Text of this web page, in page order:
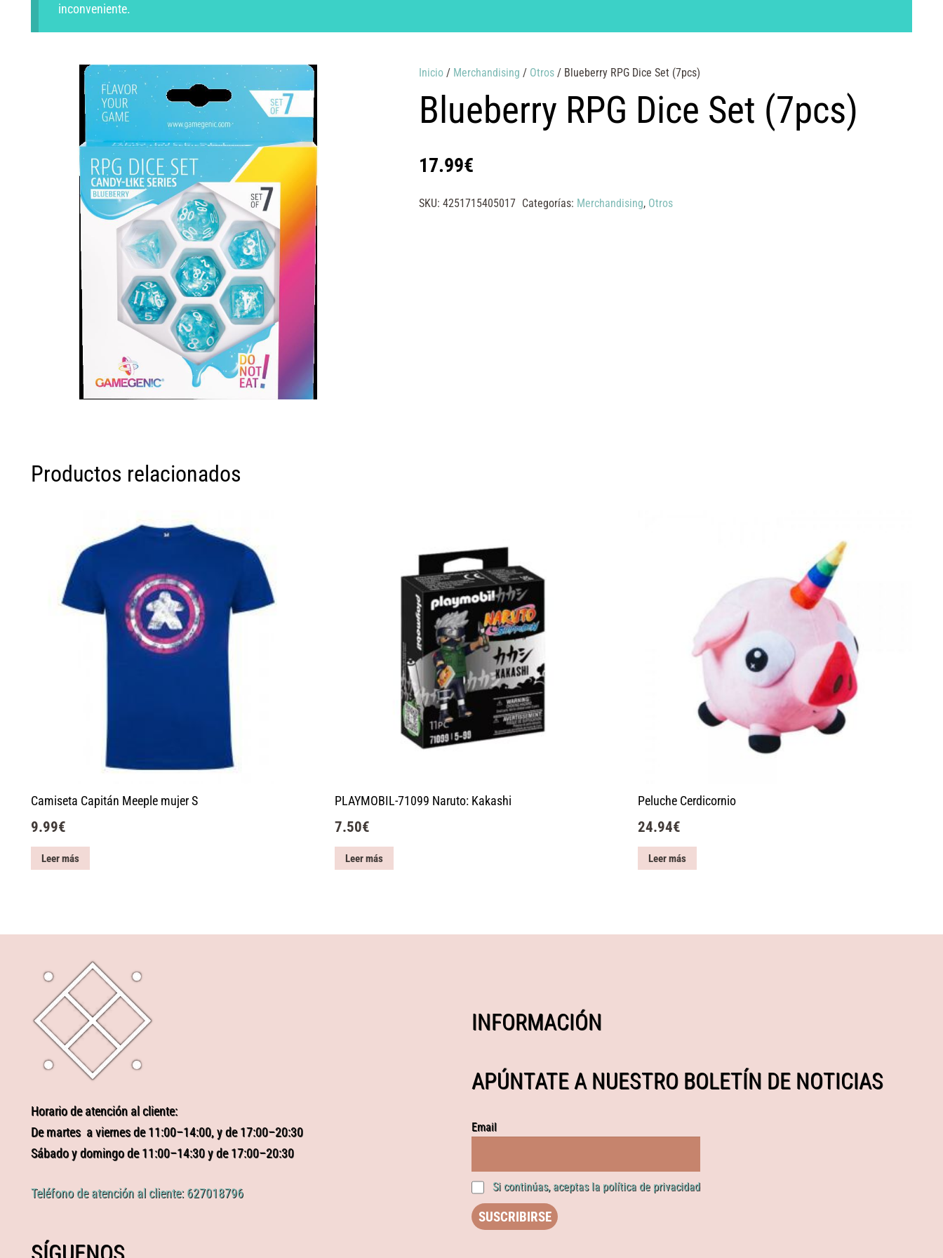
inconveniente.
Inicio/ Merchandising / Otros/ Blueberry RPG Dice Set (7pcs)
Blueberry RPG Dice Set (7pcs)
17.99€
SKU: 4251715405017 Categorías: Merchandising, Otros
Productos relacionados
Camiseta Capitán Meeple mujer S
9.99€
Leer más
PLAYMOBIL-71099 Naruto: Kakashi
7.50€
Leer más
Peluche Cerdicornio
24.94€
Leer más
Horario de atención al cliente:
De martes a viernes de 11:00–14:00, y de 17:00–20:30
Sábado y domingo de 11:00–14:30 y de 17:00–20:30
Teléfono de atención al cliente: 627018796
INFORMACIÓN
APÚNTATE A NUESTRO BOLETÍN DE NOTICIAS
Email
Si continúas, aceptas la política de privacidad